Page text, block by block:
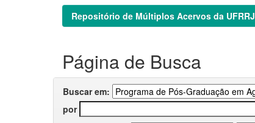
Repositório de Múltiplos Acervos da UFRRJ
Página de Busca
Buscar em:
por